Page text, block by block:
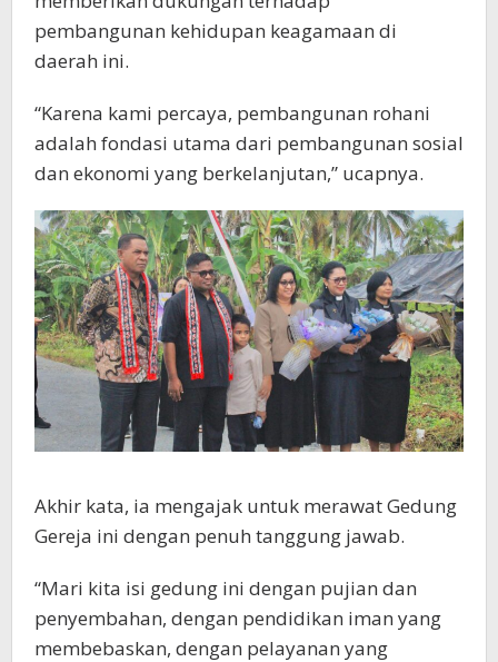
pembangunan kehidupan keagamaan di
daerah ini.
“Karena kami percaya, pembangunan rohani
adalah fondasi utama dari pembangunan sosial
dan ekonomi yang berkelanjutan,” ucapnya.
Akhir kata, ia mengajak untuk merawat Gedung
Gereja ini dengan penuh tanggung jawab.
“Mari kita isi gedung ini dengan pujian dan
penyembahan, dengan pendidikan iman yang
membebaskan, dengan pelayanan yang